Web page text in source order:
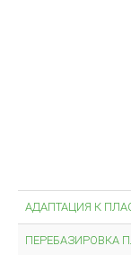
АДАПТАЦИЯ К
ПЕРЕБАЗИРОВКА